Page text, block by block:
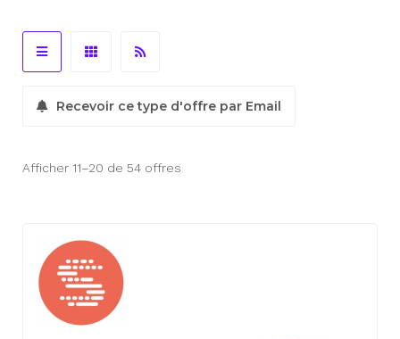
Recevoir ce type d'offre par Email
Afficher 11–20 de 54 offres